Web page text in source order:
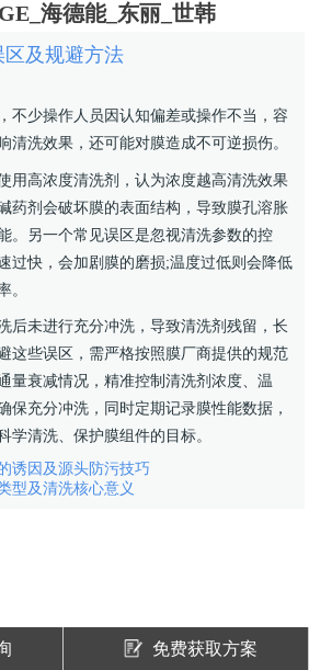
海德能_东丽_世韩
及规避方法
不少操作人员因认知偏差或操作不当，容
清洗效果，还可能对膜造成不可逆损伤。
高浓度清洗剂，认为浓度越高清洗效果
药剂会破坏膜的表面结构，导致膜孔溶胀
。另一个常见误区是忽视清洗参数的控
过快，会加剧膜的磨损;温度过低则会降低
。
未进行充分冲洗，导致清洗剂残留，长
这些误区，需严格按照膜厂商提供的规范
量衰减情况，精准控制清洗剂浓度、温
保充分冲洗，同时定期记录膜性能数据，
学清洗、保护膜组件的目标。
诱因及源头防污技巧
型及清洗核心意义
免费获取方案